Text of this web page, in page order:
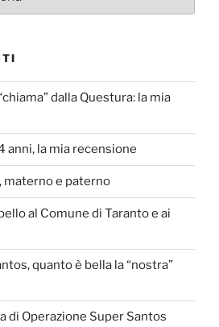
dalla Questura: la mia
anni, la mia recensione
materno e paterno
al Comune di Taranto e ai
quanto è bella la “nostra”
di Operazione Super Santos